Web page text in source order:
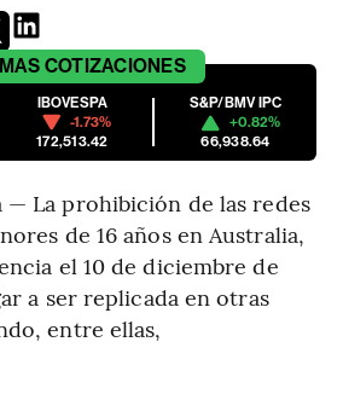
COTIZACIONES
IBOVESPA
-1.73%
172,513.42
S&P/BMV IPC
+0.82%
66,938.64
— La prohibición de las redes
de 16 años en Australia,
el 10 de diciembre de
a ser replicada en otras
entre ellas,